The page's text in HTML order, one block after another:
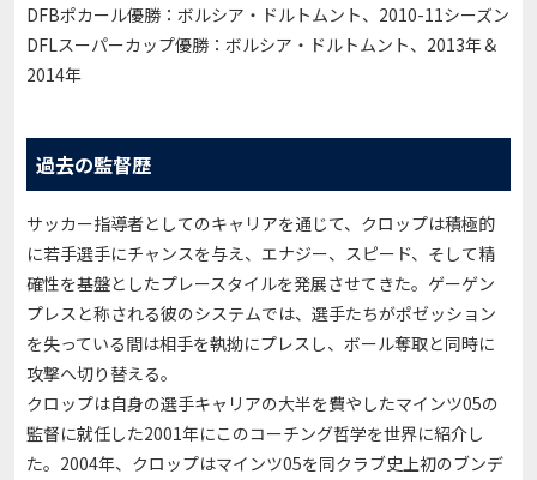
DFBポカール優勝：ボルシア・ドルトムント、2010-11シーズン
DFLスーパーカップ優勝：ボルシア・ドルトムント、2013年＆
2014年
過去の監督歴
サッカー指導者としてのキャリアを通じて、クロップは積極的
に若手選手にチャンスを与え、エナジー、スピード、そして精
確性を基盤としたプレースタイルを発展させてきた。ゲーゲン
プレスと称される彼のシステムでは、選手たちがポゼッション
を失っている間は相手を執拗にプレスし、ボール奪取と同時に
攻撃へ切り替える。
クロップは自身の選手キャリアの大半を費やしたマインツ05の
監督に就任した2001年にこのコーチング哲学を世界に紹介し
た。2004年、クロップはマインツ05を同クラブ史上初のブンデ